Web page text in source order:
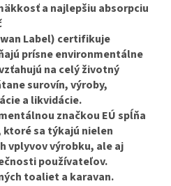
a najlepšiu absorpciu
Label) certifikuje
prísne environmentálne
na celý životný
surovín, výroby,
a likvidácie.
značkou EÚ spĺňa
ktoré sa týkajú nielen
vplyvov výrobku, ale aj
používateľov.
toaliet a karavan.